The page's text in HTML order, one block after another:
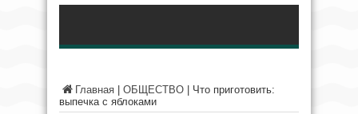
Главная ОБЩЕСТВО
Что приготовить:
выпечка с яблоками